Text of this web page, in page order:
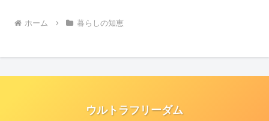
ホーム 暮らしの知恵
ウルトラフリーダム